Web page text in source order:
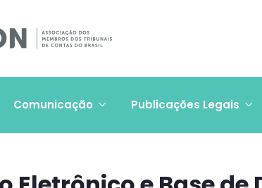
Comunicação Publicações Legais